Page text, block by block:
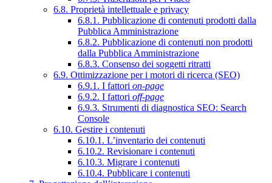
6.8. Proprietà intellettuale e privacy
6.8.1. Pubblicazione di contenuti prodotti dalla
Pubblica Amministrazione
6.8.2. Pubblicazione di contenuti non prodotti
dalla Pubblica Amministrazione
6.8.3. Consenso dei soggetti ritratti
6.9. Ottimizzazione per i motori di ricerca (SEO)
6.9.1. I fattori on-page
6.9.2. I fattori off-page
6.9.3. Strumenti di diagnostica SEO: Search
Console
6.10. Gestire i contenuti
6.10.1. L’inventario dei contenuti
6.10.2. Revisionare i contenuti
6.10.3. Migrare i contenuti
6.10.4. Pubblicare i contenuti